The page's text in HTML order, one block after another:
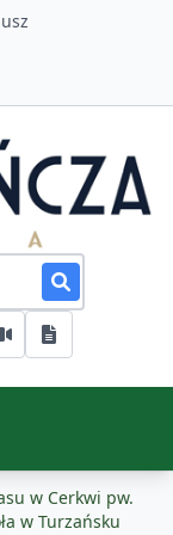
Komańcza
w Cerkwi pw.
w Turzańsku